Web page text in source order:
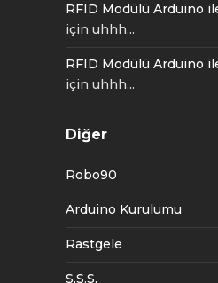
RFID Modülü Arduino
için uhhh...
RFID Modülü Arduino
için uhhh...
Diğer
Robo90
Arduino Kurulumu
Rastgele
S.S.S.